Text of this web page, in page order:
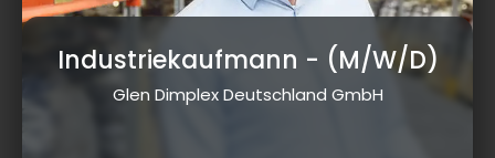
Industriekaufmann - (M/W/D)
Glen Dimplex Deutschland GmbH